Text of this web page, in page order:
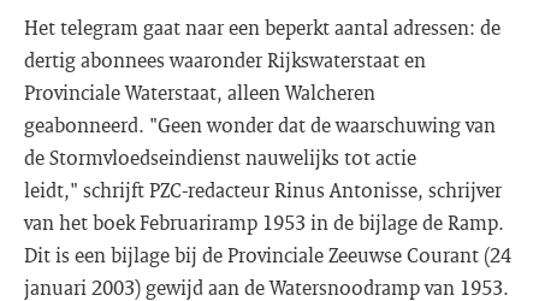
Het telegram gaat naar een beperkt aantal adressen: de
dertig abonnees waaronder Rijkswaterstaat en
Provinciale Waterstaat, alleen Walcheren
geabonneerd. "Geen wonder dat de waarschuwing van
de Stormvloedseindienst nauwelijks tot actie
leidt," schrijft PZC-redacteur Rinus Antonisse, schrijver
van het boek Februariramp 1953 in de bijlage de Ramp.
Dit is een bijlage bij de Provinciale Zeeuwse Courant (24
januari 2003) gewijd aan de Watersnoodramp van 1953.